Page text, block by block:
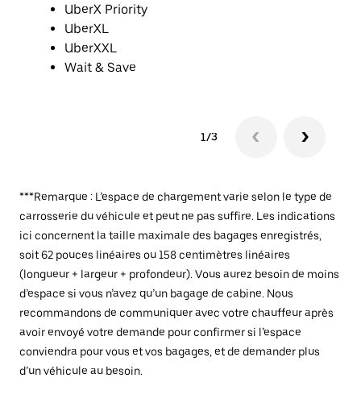
UberX Priority
UberXL
UberXXL
Wait & Save
1/3
***Remarque : L’espace de chargement varie selon le type de
carrosserie du véhicule et peut ne pas suffire. Les indications
ici concernent la taille maximale des bagages enregistrés,
soit 62 pouces linéaires ou 158 centimètres linéaires
(longueur + largeur + profondeur). Vous aurez besoin de moins
d’espace si vous n’avez qu’un bagage de cabine. Nous
recommandons de communiquer avec votre chauffeur après
avoir envoyé votre demande pour confirmer si l’espace
conviendra pour vous et vos bagages, et de demander plus
d’un véhicule au besoin.